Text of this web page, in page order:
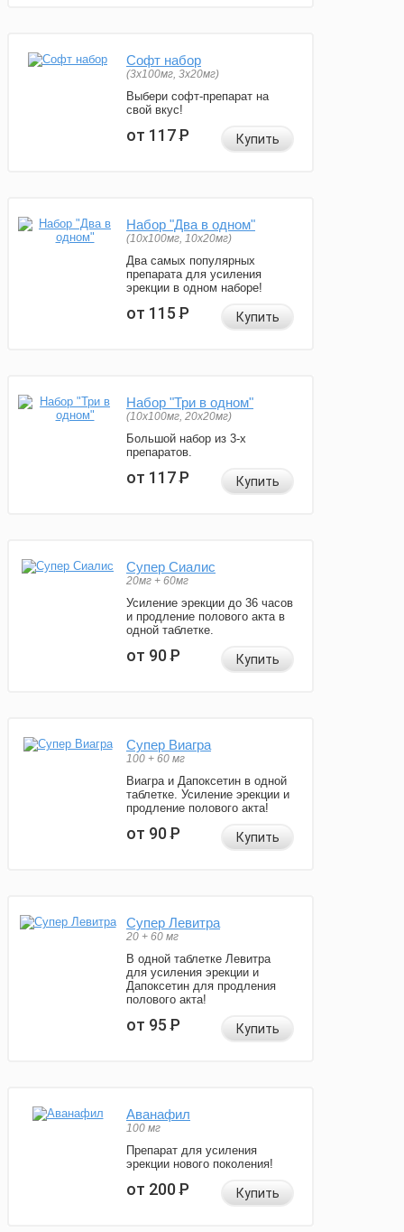
Софт набор
(3x100мг, 3x20мг)
Выбери софт-препарат на
свой вкус!
от 117Р Купить
Набор "Два в одном"
(10x100мг, 10x20мг)
Два самых популярных
препарата для усиления
эрекции в одном наборе!
от 115Р Купить
Набор "Три в одном"
(10x100мг, 20x20мг)
Большой набор из 3-х
препаратов.
от 117Р Купить
Супер Сиалис
20мг + 60мг
Усиление эрекции до 36 часов
и продление полового акта в
одной таблетке.
от 90Р Купить
Супер Виагра
100 + 60 мг
Виагра и Дапоксетин в одной
таблетке. Усиление эрекции и
продление полового акта!
от 90Р Купить
Супер Левитра
20 + 60 мг
В одной таблетке Левитра
для усиления эрекции и
Дапоксетин для продления
полового акта!
от 95Р Купить
Аванафил
100 мг
Препарат для усиления
эрекции нового поколения!
от 200Р Купить